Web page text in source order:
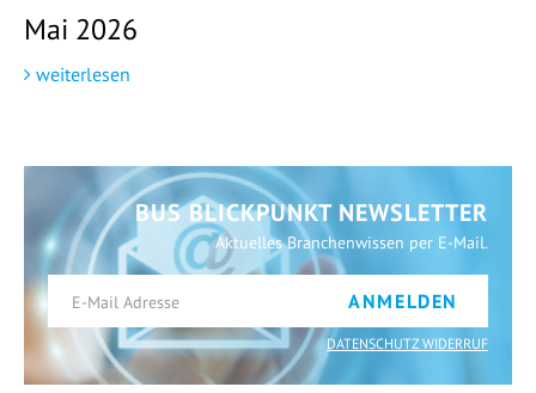
Mai 2026
weiterlesen
BUS BLICKPUNKT NEWSLETTER
Aktuelles Branchenwissen per E-Mail.
ANMELDEN
DATENSCHUTZ WIDERRUF